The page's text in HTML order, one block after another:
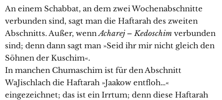
An einem Schabbat, an dem zwei Wochenabschnitte
verbunden sind, sagt man die Haftarah des zweiten
Abschnitts. Außer, wenn Acharej – Kedoschim verbunden
sind; denn dann sagt man »Seid ihr mir nicht gleich den
Söhnen der Kuschim«.
In manchen Chumaschim ist für den Abschnitt
WaJischlach die Haftarah »Jaakow entfloh…«
eingezeichnet; das ist ein Irrtum; denn diese Haftarah